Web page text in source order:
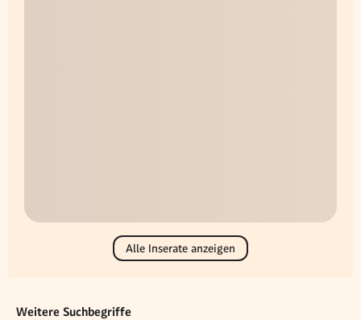
Alle Inserate anzeigen
Weitere Suchbegriffe